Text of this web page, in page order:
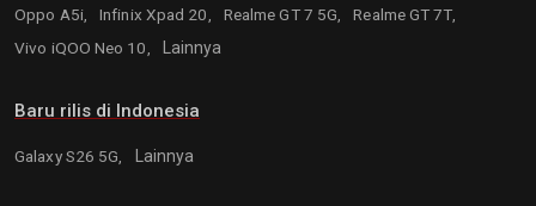
Oppo A5i, Infinix Xpad 20, Realme GT 7 5G,
Realme GT 7T,
Vivo iQOO Neo 10,
Lainnya
Baru rilis di Indonesia
Galaxy S26 5G, Lainnya